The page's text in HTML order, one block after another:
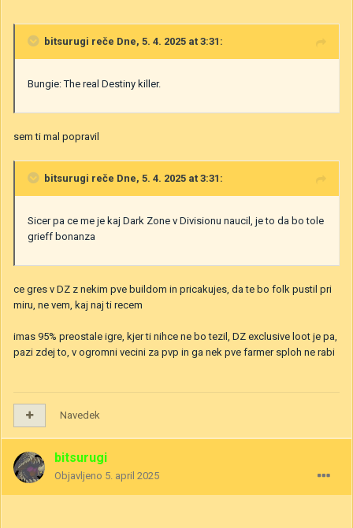
bitsurugi reče Dne, 5. 4. 2025 at 3:31:
Bungie: The real Destiny killer.
sem ti mal popravil
bitsurugi reče Dne, 5. 4. 2025 at 3:31:
Sicer pa ce me je kaj Dark Zone v Divisionu naucil, je to da bo tole
grieff bonanza
ce gres v DZ z nekim pve buildom in pricakujes, da te bo folk pustil pri
miru, ne vem, kaj naj ti recem
imas 95% preostale igre, kjer ti nihce ne bo tezil, DZ exclusive loot je pa,
pazi zdej to, v ogromni vecini za pvp in ga nek pve farmer sploh ne rabi
Navedek
bitsurugi
Objavljeno 5. april 2025